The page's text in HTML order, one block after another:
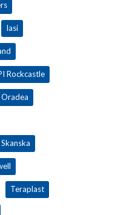
Iasi
Rockcastle
Oradea
Skanska
Teraplast